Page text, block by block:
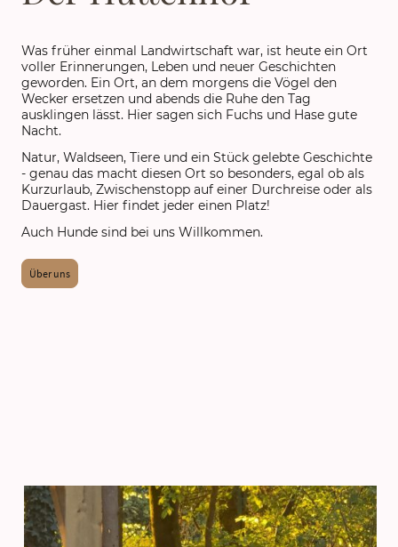
Was früher einmal Landwirtschaft war, ist heute ein Ort
voller Erinnerungen, Leben und neuer Geschichten
geworden. Ein Ort, an dem morgens die Vögel den
Wecker ersetzen und abends die Ruhe den Tag
ausklingen lässt. Hier sagen sich Fuchs und Hase gute
Nacht.
Natur, Waldseen, Tiere und ein Stück gelebte Geschichte
- genau das macht diesen Ort so besonders, egal ob als
Kurzurlaub, Zwischenstopp auf einer Durchreise oder als
Dauergast. Hier findet jeder einen Platz!
Auch Hunde sind bei uns Willkommen.
Über uns